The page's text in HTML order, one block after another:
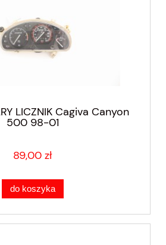
LICZNIK Cagiva Canyon
500 98-01
89,00 zł
do koszyka